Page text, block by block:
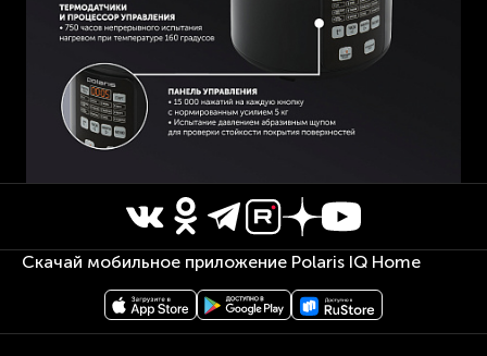
Скачай мобильное приложение Polaris IQ Home